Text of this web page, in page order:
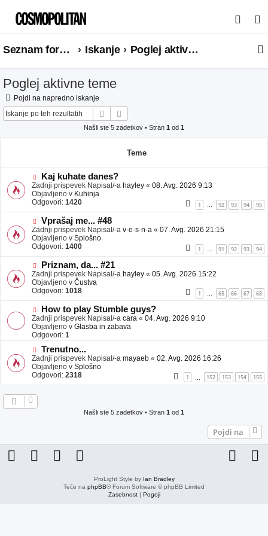
s
a
Seznam forumov Iskanje Poglej aktivne teme
Poglej aktivne teme
Pojdi na napredno iskanje
Iskanje
Našli ste 5 zadetkov • Stran 1 od 1
Teme
N
o
v
e
b
a
v
e
Kaj kuhate danes?
Zadnji prispevek Napisal/-a hayley « 08. Avg. 2026 9:13
Objavljeno v Kuhinja
Odgovori: 1420 1 … 92 93 94 95
N
o
v
e
b
a
v
e
Vprašaj me... #48
Zadnji prispevek Napisal/-a v-e-s-n-a « 07. Avg. 2026 21:15
Objavljeno v Splošno
Odgovori: 1400 1 … 91 92 93 94
N
o
v
e
b
a
v
e
Priznam, da... #21
Zadnji prispevek Napisal/-a hayley « 05. Avg. 2026 15:22
Objavljeno v Čustva
Odgovori: 1018 1 65 66 67 68
N
o
v
e
o
b
j
a
v
e
How to play Stumble guys?
Zadnji prispevek Napisal/-a cara « 04. Avg. 2026 9:10
Objavljeno v Glasba in zabava
Odgovori: 1
N
o
v
e
o
Trenutno...
Zadnji prispevek Napisal/-a mayaeb « 02. Avg. 2026 16:26
Objavljeno v Splošno
Odgovori: 2318 1 152 153 154 155
Našli ste 5 zadetkov • Stran 1 od 1
Pojdi na
ProLight Style by Ian Bradley
Teče na phpBB® Forum Software © phpBB Limited
Zasebnost| Pogoji